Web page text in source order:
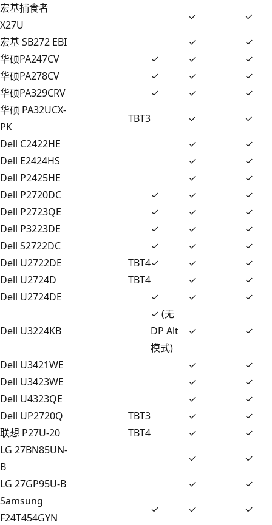
宏基捕食者
X27U
✓
✓
宏基 SB272 EBI
✓
✓
华硕PA247CV
✓ ✓
✓
华硕PA278CV
✓ ✓
✓
华硕PA329CRV
✓ ✓
✓
华硕 PA32UCX-
PK
TBT3 ✓
✓
Dell C2422HE
✓
✓
Dell E2424HS
✓
✓
Dell P2425HE
✓
✓
Dell P2720DC
✓ ✓
✓
Dell P2723QE
✓ ✓
✓
Dell P3223DE
✓ ✓
✓
Dell S2722DC
✓ ✓
✓
Dell U2722DE
TBT4✓ ✓
✓
Dell U2724D
TBT4 ✓
✓
Dell U2724DE
✓ ✓ ✓
Dell U3224KB
✓ (无
DP Alt
模式)
✓ ✓
Dell U3421WE ✓
✓
Dell U3423WE
✓
✓
Dell U4323QE
✓
✓
Dell UP2720Q
TBT3 ✓
✓
联想 P27U-20
TBT4 ✓
✓
LG 27BN85UN-
B
✓
✓
LG 27GP95U-B
✓
✓
Samsung
F24T454GYN
✓ ✓
✓